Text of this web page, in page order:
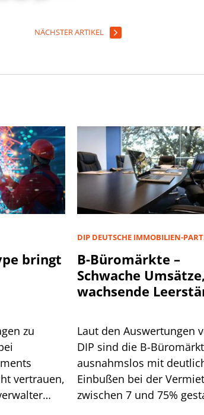
NÄCHSTER ARTIKEL
bringt
zu
vertrauen,
DIP DEUTSCHE IMMOBILIEN-
B-Büromärkte –
Schwache Umsätze,
wachsende
Laut den Auswertungen
DIP sind die B-
ausnahmslos mit
Einbußen bei der
zwischen 7 und 75%